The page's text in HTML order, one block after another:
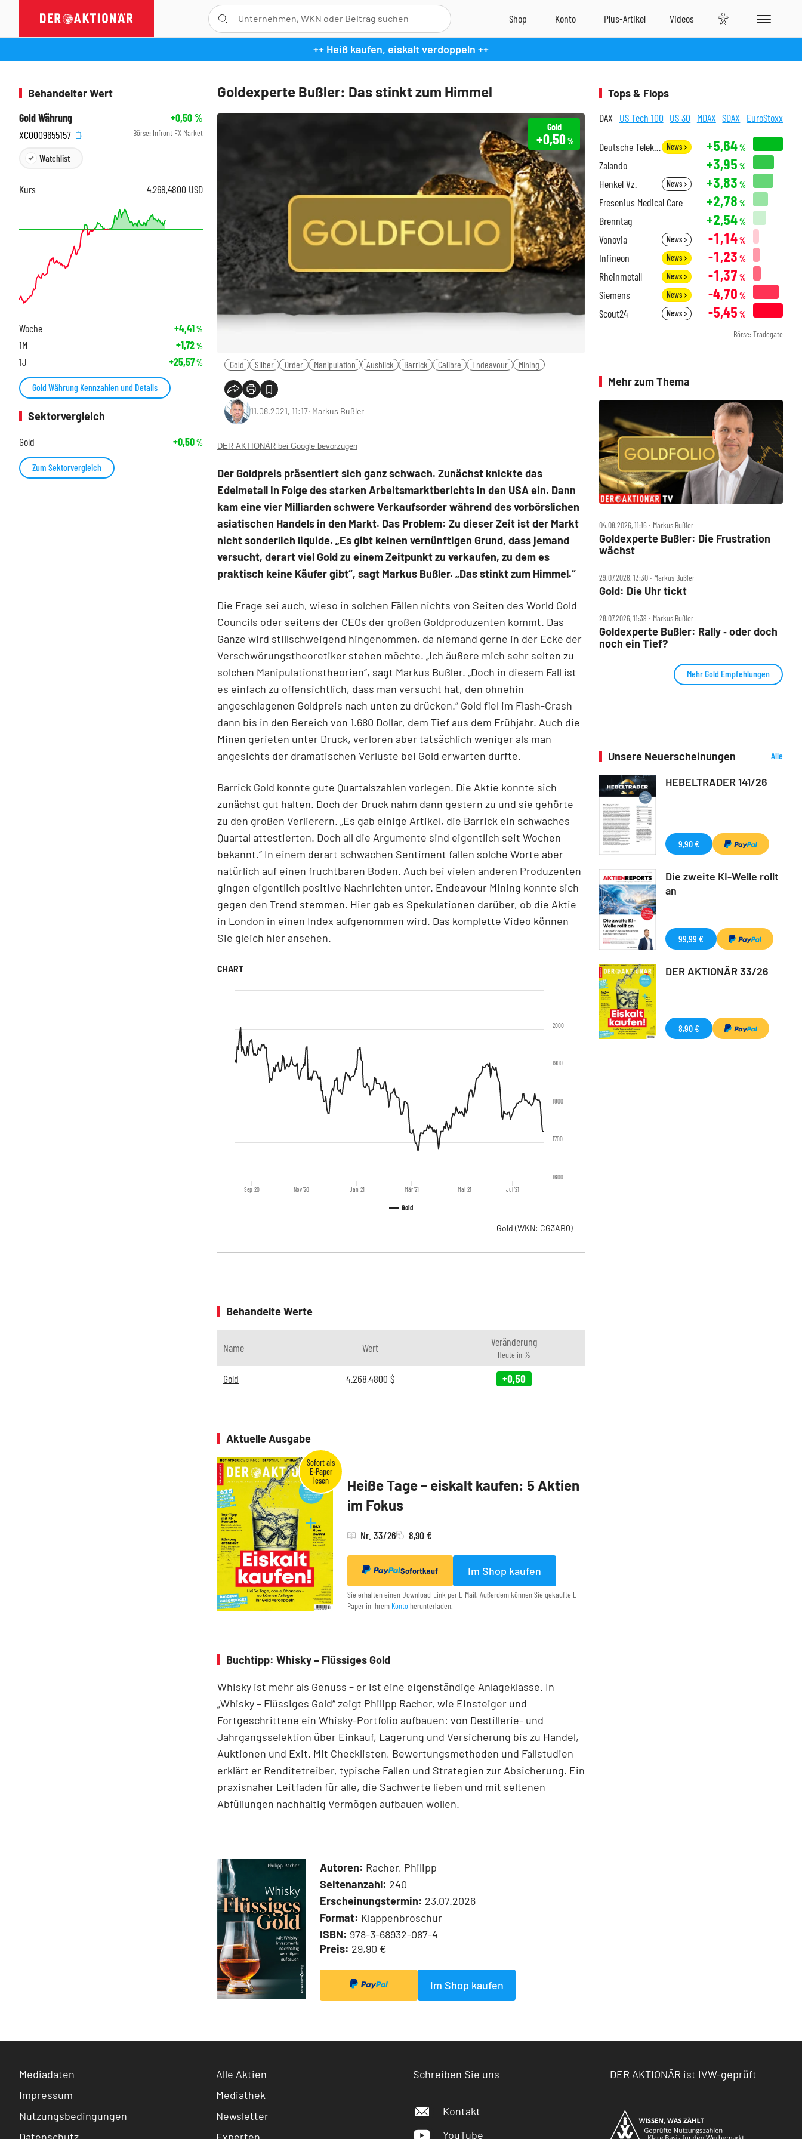
++ Heiß kaufen, eiskalt verdoppeln ++
Goldexperte Bußler: Das stinkt zum Himmel
Gold
+0,50%
Gold Silber Order Manipulation Ausblick Barrick Calibre Endeavour Mining
11.08.2021, 11:17‧ Markus Bußler
DER AKTIONÄR bei Google bevorzugen
Der Goldpreis präsentiert sich ganz schwach. Zunächst knickte das
Edelmetall in Folge des starken Arbeitsmarktberichts in den USA ein. Dann
kam eine vier Milliarden schwere Verkaufsorder während des vorbörslichen
asiatischen Handels in den Markt. Das Problem: Zu dieser Zeit ist der Markt
nicht sonderlich liquide. „Es gibt keinen vernünftigen Grund, dass jemand
versucht, derart viel Gold zu einem Zeitpunkt zu verkaufen, zu dem es
praktisch keine Käufer gibt“, sagt Markus Bußler. „Das stinkt zum Himmel.“
Die Frage sei auch, wieso in solchen Fällen nichts von Seiten des World Gold
Councils oder seitens der CEOs der großen Goldproduzenten kommt. Das
Ganze wird stillschweigend hingenommen, da niemand gerne in der Ecke der
Verschwörungstheoretiker stehen möchte. „Ich äußere mich sehr selten zu
solchen Manipulationstheorien“, sagt Markus Bußler. „Doch in diesem Fall ist
es einfach zu offensichtlich, dass man versucht hat, den ohnehin
angeschlagenen Goldpreis nach unten zu drücken.“ Gold fiel im Flash-Crash
dann bis in den Bereich von 1.680 Dollar, dem Tief aus dem Frühjahr. Auch die
Minen gerieten unter Druck, verloren aber tatsächlich weniger als man
angesichts der dramatischen Verluste bei Gold erwarten durfte.
Barrick Gold konnte gute Quartalszahlen vorlegen. Die Aktie konnte sich
zunächst gut halten. Doch der Druck nahm dann gestern zu und sie gehörte
zu den großen Verlierern. „Es gab einige Artikel, die Barrick ein schwaches
Quartal attestierten. Doch all die Argumente sind eigentlich seit Wochen
bekannt.“ In einem derart schwachen Sentiment fallen solche Worte aber
natürlich auf einen fruchtbaren Boden. Auch bei vielen anderen Produzenten
gingen eigentlich positive Nachrichten unter. Endeavour Mining konnte sich
gegen den Trend stemmen. Hier gab es Spekulationen darüber, ob die Aktie
in London in einen Index aufgenommen wird. Das komplette Video können
Sie gleich hier ansehen.
Gold
Sep '20 Nov '20 Jan '21 Mär '21 Mai '21 Jul '21
1600
1700
1800
1900
2000
Gold (WKN: CG3AB0)
Behandelte Werte
Name Wert Veränderung
Heute in %
Gold 4.268,4800 $ +0,50
Aktuelle Ausgabe
Heiße Tage – eiskalt kaufen: 5 Aktien
im Fokus
Nr. 33/26 8,90 €
Sofortkauf Im Shop kaufen
Sie erhalten einen Download-Link per E-Mail. Außerdem können Sie gekaufte E-
Paper in Ihrem Konto herunterladen.
Buchtipp: Whisky – Flüssiges Gold
Whisky ist mehr als Genuss – er ist eine eigenständige Anlageklasse. In
„Whisky – Flüssiges Gold“ zeigt Philipp Racher, wie Einsteiger und
Fortgeschrittene ein Whisky-Portfolio aufbauen: von Destillerie- und
Jahrgangsselektion über Einkauf, Lagerung und Versicherung bis zu Handel,
Auktionen und Exit. Mit Checklisten, Bewertungsmethoden und Fallstudien
erklärt er Renditetreiber, typische Fallen und Strategien zur Absicherung. Ein
praxisnaher Leitfaden für alle, die Sachwerte lieben und mit seltenen
Abfüllungen nachhaltig Vermögen aufbauen wollen.
Autoren: Racher, Philipp
Seitenanzahl: 240
Erscheinungstermin: 23.07.2026
Format: Klappenbroschur
ISBN: 978-3-68932-087-4
Preis: 29,90 €
Im Shop kaufen
Behandelter Wert
Gold Währung
+0,50%
XC0009655157
Börse: Infront FX Market
Watchlist
Kurs 4.268,4800 USD
Woche +4,41%
1M +1,72%
1J +25,57%
Gold Währung Kennzahlen und Details
Sektorvergleich
Gold
+0,50%
Zum Sektorvergleich
Tops & Flops
DAX US Tech 100 US 30 MDAX SDAX EuroStoxx
Deutsche Telekom News +5,64%
Zalando +3,95 %
Henkel Vz. News +3,83 %
Fresenius Medical Care +2,78 %
Brenntag +2,54%
Vonovia News -1,14%
Infineon News -1,23 %
Rheinmetall News -1,37 %
Siemens News -4,70 %
Scout24 News -5,45 %
Börse: Tradegate
Mehr zum Thema
04.08.2026, 11:16 ‧ Markus Bußler
Goldexperte Bußler: Die Frustration
wächst
29.07.2026, 13:30 ‧ Markus Bußler
Gold: Die Uhr tickt
28.07.2026, 11:39 ‧ Markus Bußler
Goldexperte Bußler: Rally ‑ oder doch
noch ein Tief?
Mehr Gold Empfehlungen
Unsere Neuerscheinungen
Alle
HEBELTRADER 141/26
9,90 €
Die zweite KI-Welle rollt
an
99,99 €
DER AKTIONÄR 33/26
8,90 €
Mediadaten
Impressum
Nutzungsbedingungen
Alle Aktien
Mediathek
Newsletter
Schreiben Sie uns
Kontakt
YouTube
DER AKTIONÄR ist IVW-geprüft